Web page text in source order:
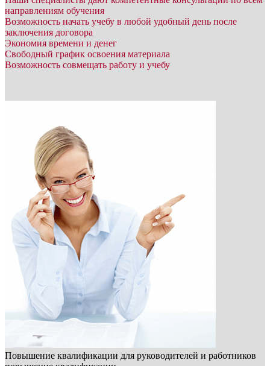
направлениям обучения
Возможность начать учебу в любой удобный день после
заключения договора
Экономия времени и денег
Свободный график освоения материала
Возможность совмещать работу и учебу
Повышение квалификации для руководителей и работников